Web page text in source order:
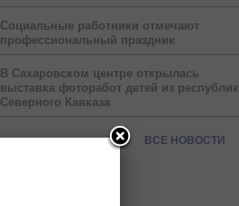
Социальные работники отмечают
профессиональный праздник
В Сахаровском центре открылась
выставка фоторабот детей из республик
Северного Кавказа
ВСЕ НОВОСТИ